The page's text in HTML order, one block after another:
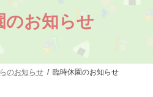
のお知らせ
のお知らせ 臨時休園のお知らせ